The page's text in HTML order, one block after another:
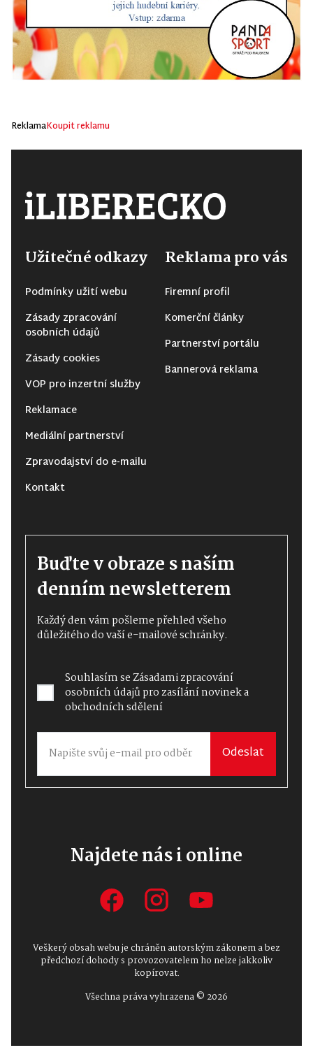
ReklamaKoupit reklamu
Užitečné odkazy
Podmínky užití webu
Zásady zpracování
osobních údajů
Zásady cookies
VOP pro inzertní služby
Reklamace
Mediální partnerství
Zpravodajství do e-mailu
Kontakt
Reklama pro vás
Firemní profil
Komerční články
Partnerství portálu
Bannerová reklama
Buďte v obraze s naším
denním newsletterem
Každý den vám pošleme přehled všeho
důležitého do vaší e-mailové schránky.
Souhlasím seZásadami zpracování
osobních údajůpro zasílání novinek a
obchodních sdělení
Odeslat
Najdete nás i online
Veškerý obsah webu je chráněn autorským zákonem a bez
předchozí dohody s provozovatelem ho nelze jakkoliv
kopírovat.
Všechna práva vyhrazena © 2026